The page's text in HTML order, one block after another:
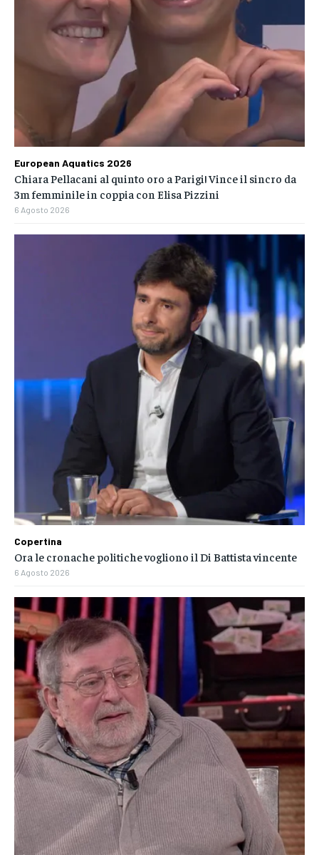
European Aquatics 2026
Chiara Pellacani al quinto oro a Parigi! Vince il sincro da
3m femminile in coppia con Elisa Pizzini
6 Agosto 2026
Copertina
Ora le cronache politiche vogliono il Di Battista vincente
6 Agosto 2026